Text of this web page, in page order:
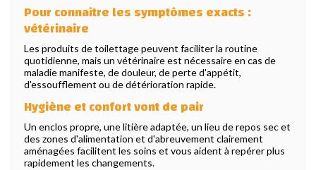
Pour connaître les symptômes exacts :
vétérinaire
Les produits de toilettage peuvent faciliter la routine
quotidienne, mais un vétérinaire est nécessaire en cas de
maladie manifeste, de douleur, de perte d'appétit,
d'essoufflement ou de détérioration rapide.
Hygiène et confort vont de pair
Un enclos propre, une litière adaptée, un lieu de repos sec et
des zones d'alimentation et d'abreuvement clairement
aménagées facilitent les soins et vous aident à repérer plus
rapidement les changements.